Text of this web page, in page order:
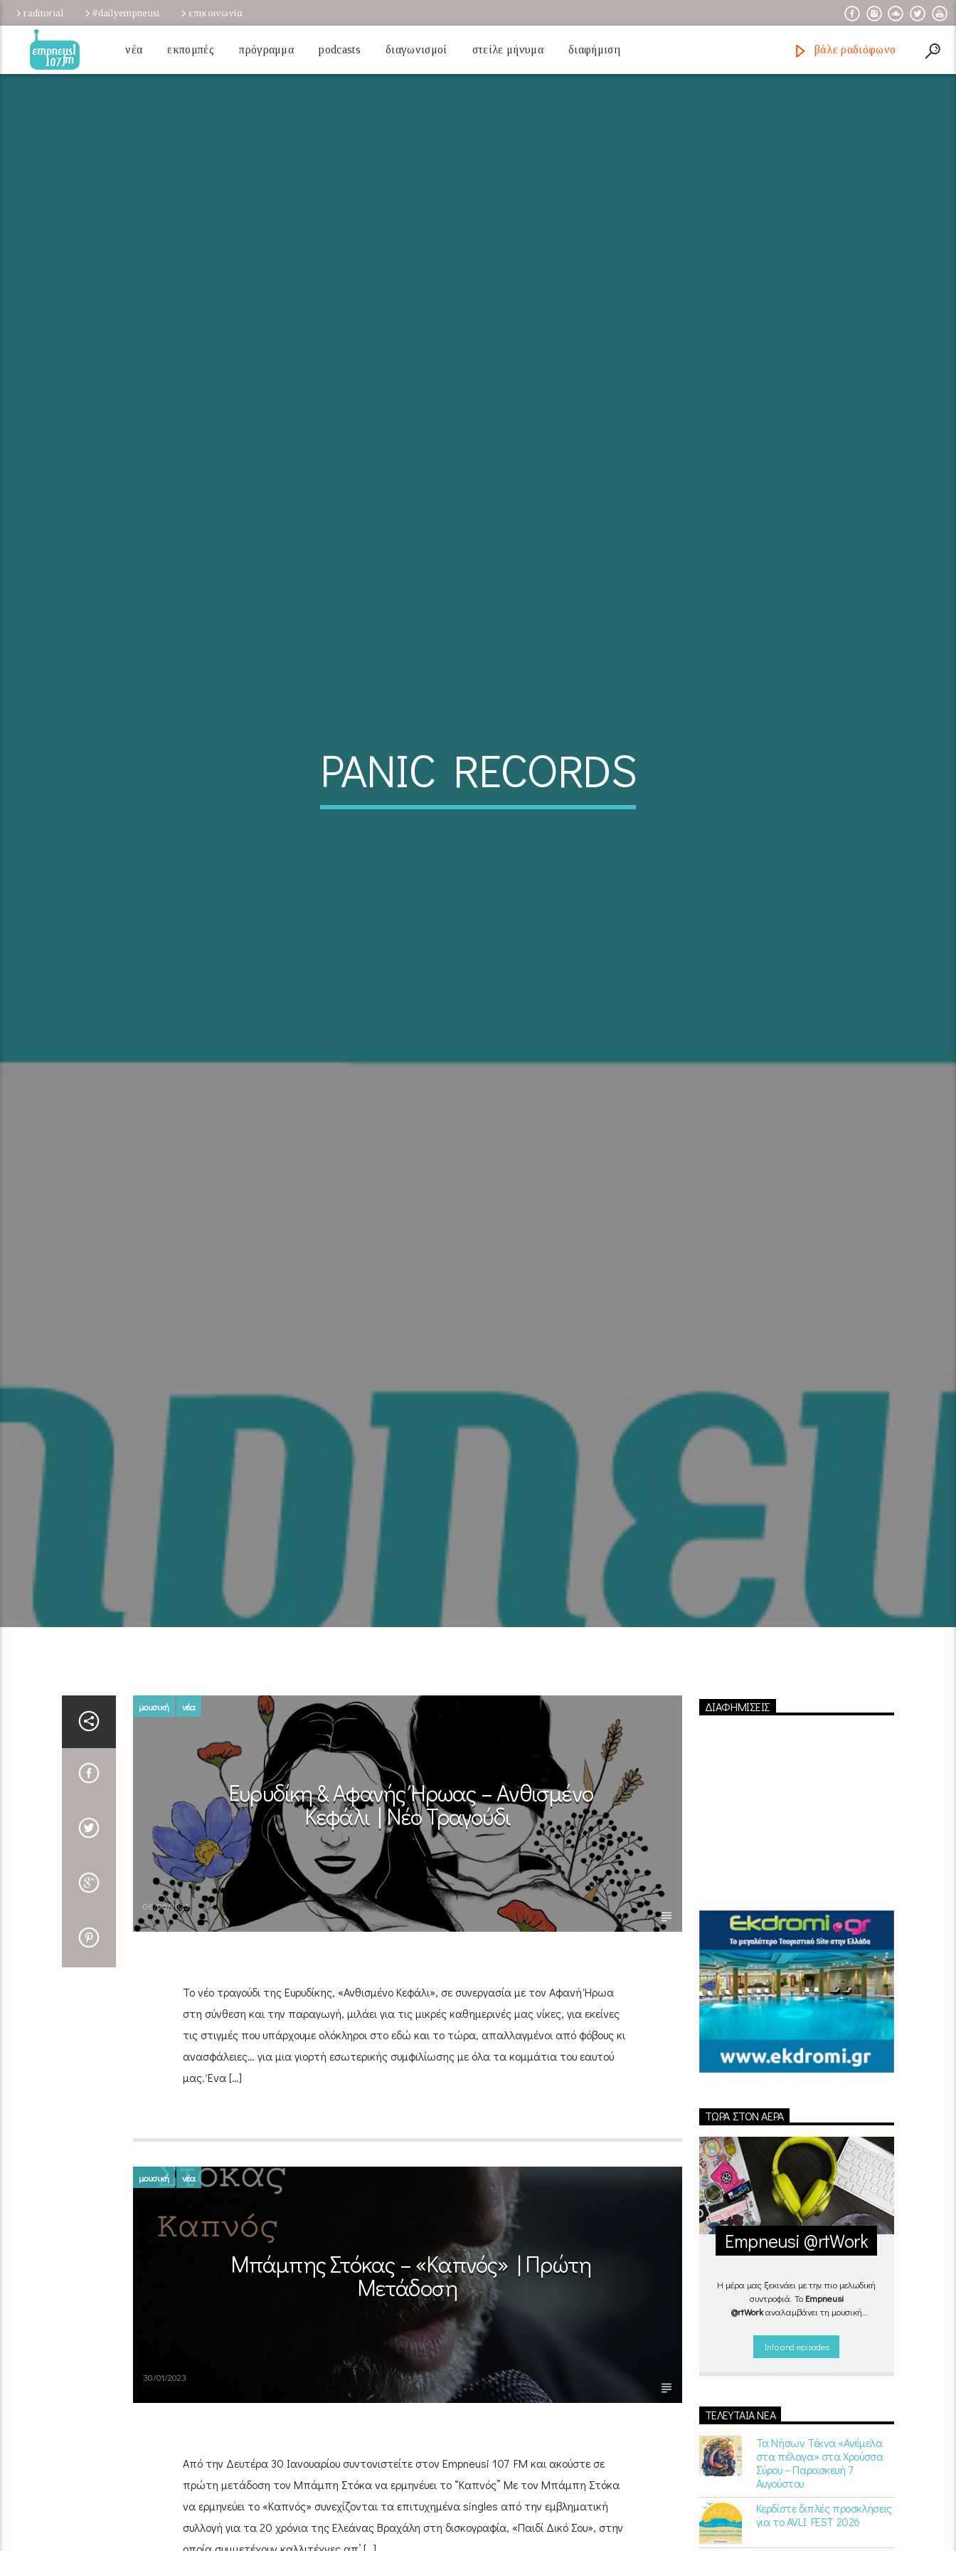
raditorial #dailyempneusi επικοινωνία
νέα εκπομπές πρόγραμμα podcasts διαγωνισμοί στείλε μήνυμα διαφήμιση βάλε ραδιόφωνο
PANIC RECORDS
μουσική νέα
Ευρυδίκη & Αφανής Ήρωας – Ανθισμένο
Κεφάλι | Νέο Τραγούδι
08/06/2023
Το νέο τραγούδι της Ευρυδίκης, «Ανθισμένο Κεφάλι», σε συνεργασία με τον Αφανή Ήρωα
στη σύνθεση και την παραγωγή, μιλάει για τις μικρές καθημερινές μας νίκες, για εκείνες
τις στιγμές που υπάρχουμε ολόκληροι στο εδώ και το τώρα, απαλλαγμένοι από φόβους κι
ανασφάλειες… για μια γιορτή εσωτερικής συμφιλίωσης με όλα τα κομμάτια του εαυτού
μας. Ένα […]
μουσική νέα
Μπάμπης Στόκας – «Καπνός» | Πρώτη
Μετάδοση
30/01/2023
Από την Δευτέρα 30 Ιανουαρίου συντονιστείτε στον Empneusi 107 FM και ακούστε σε
πρώτη μετάδοση τον Μπάμπη Στόκα να ερμηνέυει το “Καπνός” Με τον Μπάμπη Στόκα
να ερμηνεύει το «Καπνός» συνεχίζονται τα επιτυχημένα singles από την εμβληματική
συλλογή για τα 20 χρόνια της Ελεάνας Βραχάλη στη δισκογραφία, «Παιδί Δικό Σου», στην
ΔΙΑΦΗΜΙΣΕΙΣ
ΤΏΡΑ ΣΤΟΝ ΑΈΡΑ
Empneusi @rtWork
Η μέρα μας ξεκινάει με την πιο μελωδική
συντροφιά. Το Empneusi
@rtWorkαναλαμβάνει τη μουσική
Δευτέρα με Παρασκευή, από τις 07.00
μέχρι τις 10.00.Επιλεγμένα
σκηνήεναλλάσσονται αρμονικά,
πάνε μαζί.Καθημερινά
Παρασκευή)07:00 – 10:00στονEmpneusi
Info and episodes
ΤΕΛΕΥΤΑΊΑ ΝΈΑ
Τα Νήσων Τέκνα «Ανέμελα
στα πέλαγα» στα Χρούσσα
Σύρου – Παρασκευή 7
Αυγούστου
Κερδίστε διπλές προσκλήσεις
για το AVLI FEST 2026